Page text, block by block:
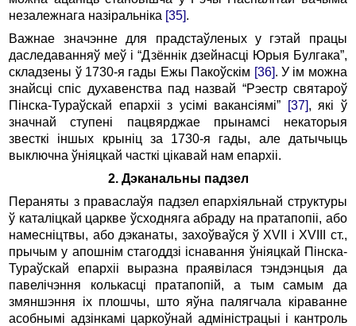
незалежнага назіральніка [35].
Важнае значэнне для прадстаўленых у гэтай працы
даследаванняў меў і “Дзённік дзейнасці Юрыя Булгака”,
складзены ў 1730-я гады Ежы Пакоўскім [36]. У ім можна
знайсці спіс духавенства пад назвай “Рэестр святароў
Пінска-Тураўскай епархіі з усімі вакансіямі”
[37], які ў
значнай ступені пацвярджае прынамсі некаторыя
звесткі іншых крыніц за 1730-я гады, але датычыць
выключна ўніяцкай часткі цікавай нам епархіі.
2. Дэканальны падзел
Пераняты з праваслаўя падзел епархіяльнай структуры
ў каталіцкай царкве ўсходняга абраду на пратапопіі, або
намесніцтвы, або дэканаты, захоўваўся ў XVII і XVIII ст.,
прычым у апошнім стагоддзі існавання ўніяцкай Пінска-
Тураўскай епархіі выразна праявілася тэндэнцыя да
павелічэння колькасці пратапопій, а тым самым да
змяншэння іх плошчы, што яўна палягчала кіраванне
асобнымі адзінкамі царкоўнай адміністрацыі і кантроль